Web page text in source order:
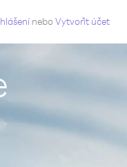
neboVytvořit účet